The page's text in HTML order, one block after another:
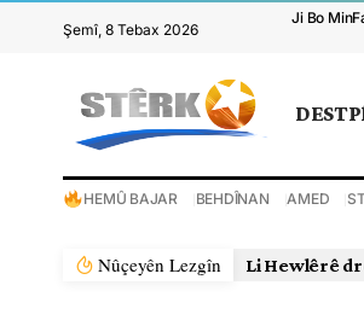
Şemî, 8 Tebax 2026
Ji Bo Min
HEMÛ BAJAR BEHDÎNAN AMED
Nûçeyên Lezgîn Li Hewlêrê